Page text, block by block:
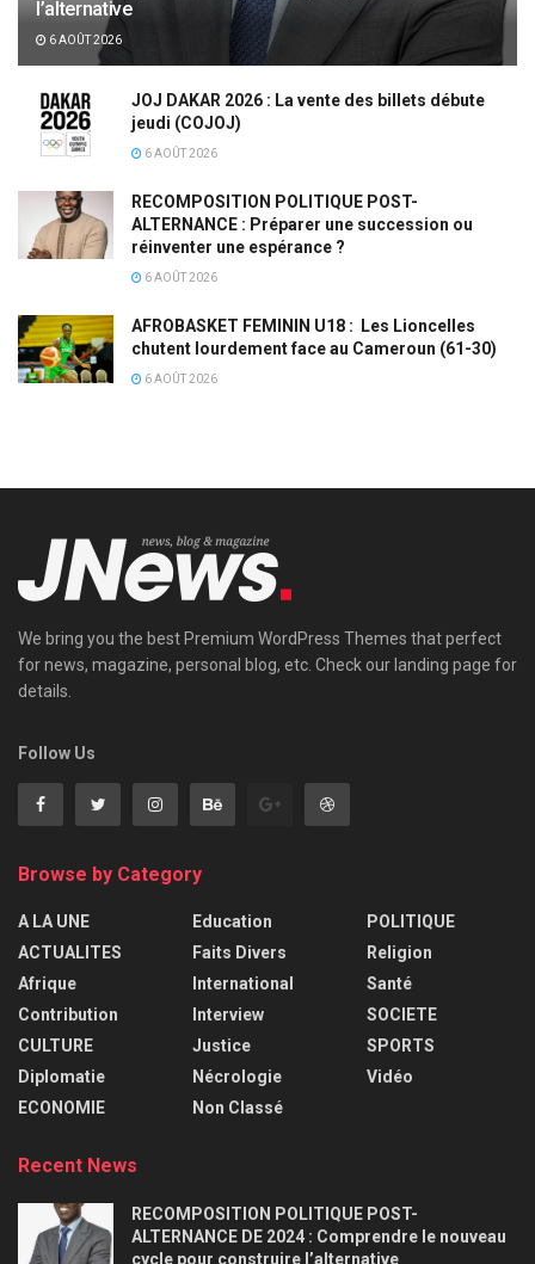
l’alternative
6 AOÛT 2026
JOJ DAKAR 2026 : La vente des billets débute
jeudi (COJOJ)
6 AOÛT 2026
RECOMPOSITION POLITIQUE POST-
ALTERNANCE : Préparer une succession ou
réinventer une espérance ?
6 AOÛT 2026
AFROBASKET FEMININ U18 : Les Lioncelles
chutent lourdement face au Cameroun (61-30)
6 AOÛT 2026
We bring you the best Premium WordPress Themes that perfect
for news, magazine, personal blog, etc. Check our landing page for
details.
Follow Us
Browse by Category
A LA UNE
ACTUALITES
Afrique
Contribution
CULTURE
Diplomatie
ECONOMIE
Education
Faits Divers
International
Interview
Justice
Nécrologie
Non Classé
POLITIQUE
Religion
Santé
SOCIETE
SPORTS
Vidéo
Recent News
RECOMPOSITION POLITIQUE POST-
ALTERNANCE DE 2024 : Comprendre le nouveau
cycle pour construire l’alternative